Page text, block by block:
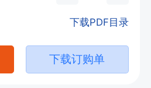
下载PDF目录
下载订购单